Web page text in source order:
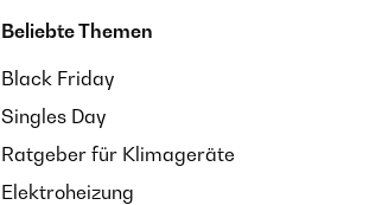
Beliebte Themen
Black Friday
Singles Day
Ratgeber für Klimageräte
Elektroheizung